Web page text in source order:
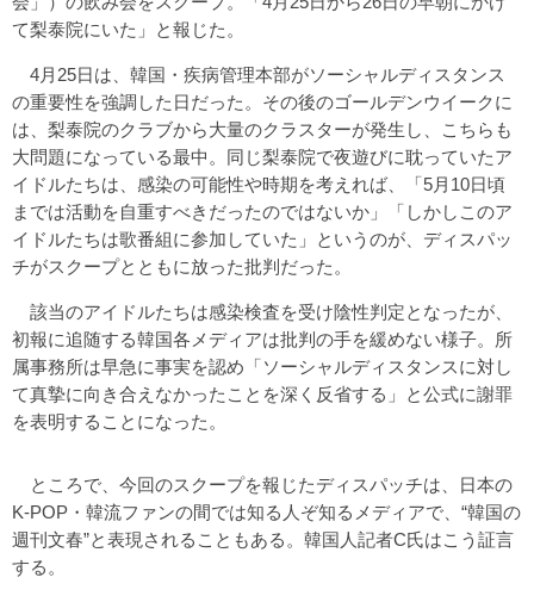
て梨泰院にいた」と報じた。
4月25日は、韓国・疾病管理本部がソーシャルディスタンス
の重要性を強調した日だった。その後のゴールデンウイークに
は、梨泰院のクラブから大量のクラスターが発生し、こちらも
大問題になっている最中。同じ梨泰院で夜遊びに耽っていたア
イドルたちは、感染の可能性や時期を考えれば、「5月10日頃
までは活動を自重すべきだったのではないか」「しかしこのア
イドルたちは歌番組に参加していた」というのが、ディスパッ
チがスクープとともに放った批判だった。
該当のアイドルたちは感染検査を受け陰性判定となったが、
初報に追随する韓国各メディアは批判の手を緩めない様子。所
属事務所は早急に事実を認め「ソーシャルディスタンスに対し
て真摯に向き合えなかったことを深く反省する」と公式に謝罪
を表明することになった。
ところで、今回のスクープを報じたディスパッチは、日本の
K-POP・韓流ファンの間では知る人ぞ知るメディアで、“韓国の
週刊文春”と表現されることもある。韓国人記者C氏はこう証言
する。